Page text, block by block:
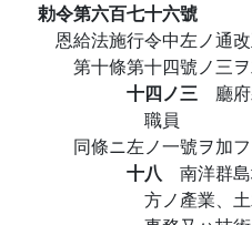
勅令第六百七十六號
恩給法施行令中左ノ通
第十條第十四號ノ三
十四ノ三 廳
職員
同條ニ左ノ一號ヲ加フ
十八 南洋群
方ノ產業、